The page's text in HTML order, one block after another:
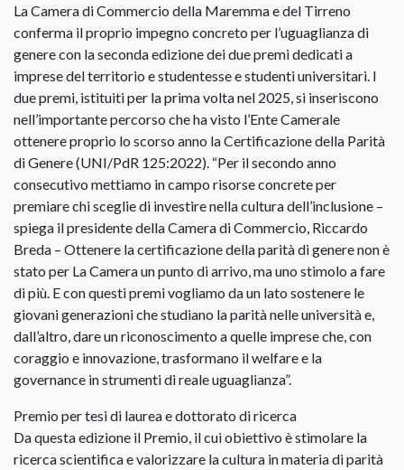
La Camera di Commercio della Maremma e del Tirreno
conferma il proprio impegno concreto per l’uguaglianza di
genere con la seconda edizione dei due premi dedicati a
imprese del territorio e studentesse e studenti universitari. I
due premi, istituiti per la prima volta nel 2025, si inseriscono
nell’importante percorso che ha visto l’Ente Camerale
ottenere proprio lo scorso anno la Certificazione della Parità
di Genere (UNI/PdR 125:2022). “Per il secondo anno
consecutivo mettiamo in campo risorse concrete per
premiare chi sceglie di investire nella cultura dell’inclusione –
spiega il presidente della Camera di Commercio, Riccardo
Breda – Ottenere la certificazione della parità di genere non è
stato per La Camera un punto di arrivo, ma uno stimolo a fare
di più. E con questi premi vogliamo da un lato sostenere le
giovani generazioni che studiano la parità nelle università e,
dall’altro, dare un riconoscimento a quelle imprese che, con
coraggio e innovazione, trasformano il welfare e la
governance in strumenti di reale uguaglianza”.
Premio per tesi di laurea e dottorato di ricerca
Da questa edizione il Premio, il cui obiettivo è stimolare la
ricerca scientifica e valorizzare la cultura in materia di parità